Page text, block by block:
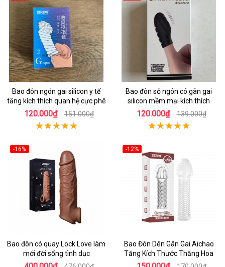
Bao đôn ngón gai silicon y tế
tăng kích thích quan hệ cực phê
120.000₫ 151.000₫
Bao đôn sỏ ngón có gân gai
silicon mềm mại kích thích
120.000₫ 139.000₫
-16%
Bao đôn có quay Lock Love làm
mới đời sống tình dục
-12%
Bao Đôn Dên Gân Gai Aichao
Tăng Kích Thước Thăng Hoa